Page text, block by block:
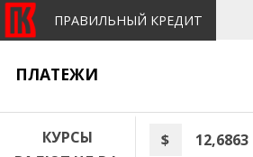
ПРАВИЛЬНЫЙ КРЕДИТ
ПЛАТЕЖИ
КУРСЫ
$ 12,6863